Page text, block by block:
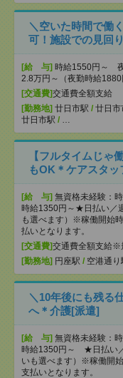
＼空いた時間で働
可！施設での見回
[給 与] 時給1550円～
2.8万円～（夜勤時給1880
[交通費]交通費全額支給
[勤務地] 廿日市駅 / 廿日市
廿日市駅 / …
【フルタイムじゃ
もOK＊ケアスタッ
[給 与] 無資格未経験：
時給1350円～★日払い／
も選べます）※稼働開始
払いとなります。
[交通費]交通費全額支給※
[勤務地] 円座駅 / 空港通り
＼10年後にも残る
へ＊介護[派遣]
[給 与] 無資格未経験：
時給1350円～ ★日払い
いも選べます）※稼働開
支払いとなります。